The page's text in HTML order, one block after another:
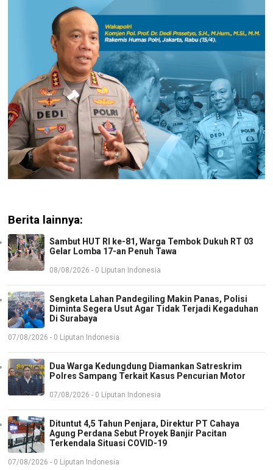
Berita lainnya:
Sambut HUT RI ke-81, Warga Tembok Dukuh RT 03
Gelar Lomba 17-an Penuh Tawa
08/08/2026 - 0 Liputan Indonesia
Sengketa Lahan Pandegiling Makin Panas, Polisi
Diminta Segera Usut Agar Tidak Terjadi Kegaduhan
Di Surabaya
07/08/2026 - 0 Liputan Indonesia
Dua Warga Kedungdung Diamankan Satreskrim
Polres Sampang Terkait Kasus Pencurian Motor
07/08/2026 - 0 Liputan Indonesia
Dituntut 4,5 Tahun Penjara, Direktur PT Cahaya
Agung Perdana Sebut Proyek Banjir Pacitan
Terkendala Situasi COVID-19
07/08/2026 - 0 Liputan Indonesia